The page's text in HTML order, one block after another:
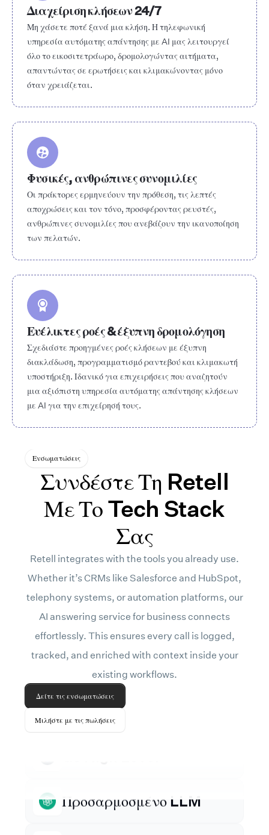
Διαχείριση κλήσεων 24/7
Μη χάσετε ποτέ ξανά μια κλήση. Η τηλεφωνική
υπηρεσία αυτόματης απάντησης με AI μας λειτουργεί
όλο το εικοσιτετράωρο, δρομολογώντας αιτήματα,
απαντώντας σε ερωτήσεις και κλιμακώνοντας μόνο
όταν χρειάζεται.
Φυσικές, ανθρώπινες συνομιλίες
Οι πράκτορες ερμηνεύουν την πρόθεση, τις λεπτές
αποχρώσεις και τον τόνο, προσφέροντας ρευστές,
ανθρώπινες συνομιλίες που ανεβάζουν την ικανοποίηση
των πελατών.
Ευέλικτες ροές & έξυπνη δρομολόγηση
Σχεδιάστε προηγμένες ροές κλήσεων με έξυπνη
διακλάδωση, προγραμματισμό ραντεβού και κλιμακωτή
υποστήριξη. Ιδανικό για επιχειρήσεις που αναζητούν
μια αξιόπιστη υπηρεσία αυτόματης απάντησης κλήσεων
με AI για την επιχείρησή τους.
Ενσωματώσεις
Συνδέστε Τη Retell
Με Το Tech Stack
Σας
Retell integrates with the tools you already use.
Whether it’s CRMs like Salesforce and HubSpot,
telephony systems, or automation platforms, our
AI answering service for business connects
effortlessly. This ensures every call is logged,
tracked, and enriched with context inside your
existing workflows.
Δείτε τις ενσωματώσεις
Μιλήστε με τις πωλήσεις
Προσαρμοσμένο LLM
Vonage
Twilio
n8n
Cal.com